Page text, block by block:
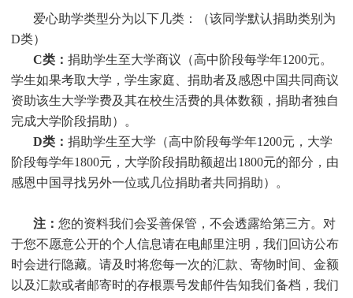
爱心助学类型分为以下几类：（该同学默认捐助类别为
D类）
C类： 捐助学生至大学商议（高中阶段每学年1200元。
学生如果考取大学， 学生家庭、捐助者及感恩中国共同商议
资助该生大学学费及其在校生活费的具体数额，捐助者独自
完成大学阶段捐助）。
D类： 捐助学生至大学（高中阶段每学年1200元，大学
阶段每学年1800元，大学阶段捐助额超出1800元的部分，由
感恩中国寻找另外一位或几位捐助者共同捐助）。
注： 您的资料我们会妥善保管，不会透露给第三方。对
于您不愿意公开的个人信息请在电邮里注明，我们回访公布
时会进行隐藏。请及时将您每一次的汇款、寄物时间、金额
以及汇款或者邮寄时的存根票号发邮件告知我们备档，我们